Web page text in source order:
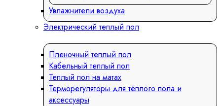
Увлажнители воздуха
Электрический теплый пол
Пленочный теплый пол
Кабельный теплый пол
Теплый пол на матах
Терморегуляторы для тёплого пола и
аксессуары